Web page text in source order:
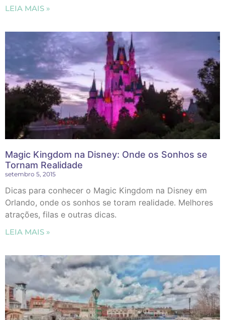
LEIA MAIS »
Magic Kingdom na Disney: Onde os Sonhos se
Tornam Realidade
setembro 5, 2015
Dicas para conhecer o Magic Kingdom na Disney em
Orlando, onde os sonhos se toram realidade. Melhores
atrações, filas e outras dicas.
LEIA MAIS »